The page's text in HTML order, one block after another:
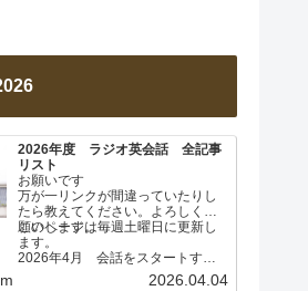
2026年度 ラジオ英会話 全記事
リスト
お願いです
万が一リンクが間違っていたりし
たら教えてください。よろしくお
願いします。
このページは毎週土曜日に更新し
ます。
2026年4月 会話をスタートする
Lesson 001 発言パターン あいさ
2026.04.04